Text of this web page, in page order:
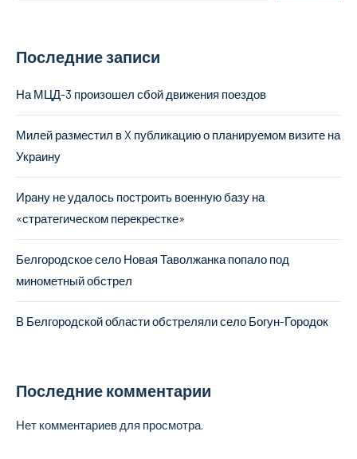
Последние записи
На МЦД-3 произошел сбой движения поездов
Милей разместил в X публикацию о планируемом визите на
Украину
Ирану не удалось построить военную базу на
«стратегическом перекрестке»
Белгородское село Новая Таволжанка попало под
минометный обстрел
В Белгородской области обстреляли село Богун-Городок
Последние комментарии
Нет комментариев для просмотра.